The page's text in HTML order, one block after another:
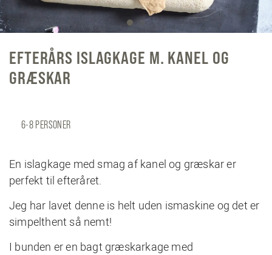
EFTERÅRS ISLAGKAGE M. KANEL OG
GRÆSKAR
6-8 PERSONER
En islagkage med smag af kanel og græskar er
perfekt til efteråret.
Jeg har lavet denne is helt uden ismaskine og det er
simpelthent så nemt!
I bunden er en bagt græskarkage med